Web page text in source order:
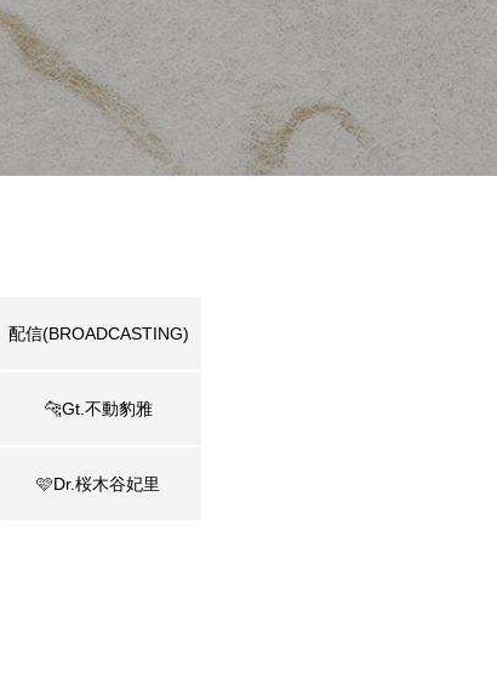
配信(BROADCASTING)
🐆Gt.不動豹雅
🩷Dr.桜木谷妃里